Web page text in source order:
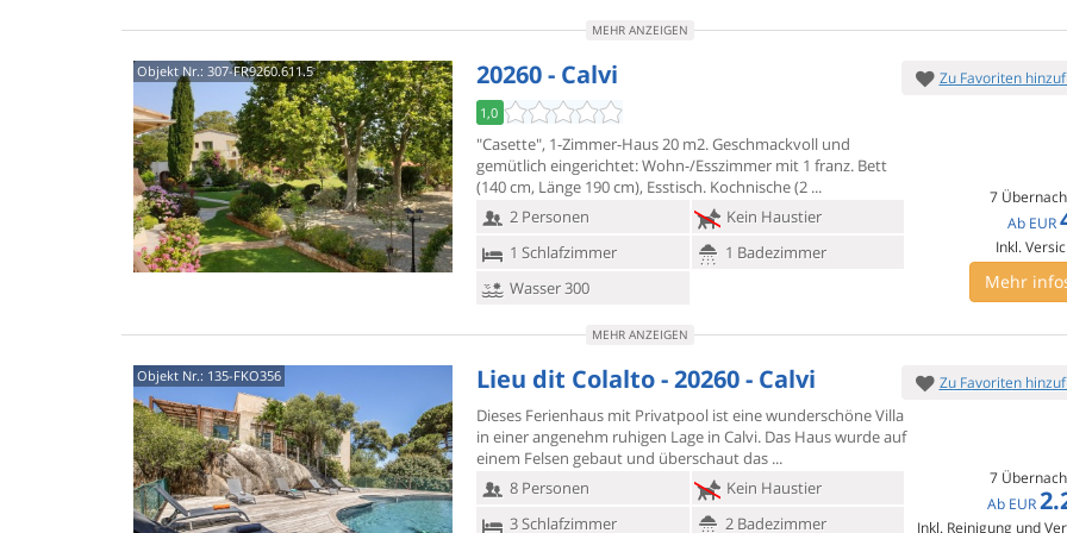
MEHR ANZEIGEN
Objekt Nr.: 307-FR9260.611.5 20260 - Calvi
1,0
"Casette", 1-Zimmer-Haus 20 m2. Geschmackvoll und
gemütlich eingerichtet:Wohn-/Esszimmer mit 1 franz. Bett
(140 cm, Länge 190 cm), Esstisch. Kochnische (2
2 Personen
Kein Haustier
1 Schlafzimmer
1 Badezimmer
Wasser 300
Zu Favoriten
7
Ab EUR
Inkl.
Mehr
MEHR ANZEIGEN
Objekt Nr.: 135-FKO356 Lieu dit Colalto - 20260 - Calvi
Dieses Ferienhaus mit Privatpool ist eine wunderschöne Villa
in einer angenehm ruhigen Lage in Calvi. Das Haus wurde auf
einem Felsen gebaut und überschaut das
8 Personen
Kein Haustier
3 Schlafzimmer
2 Badezimmer
Zu Favoriten
7
Ab EUR
Inkl. Reinigung und